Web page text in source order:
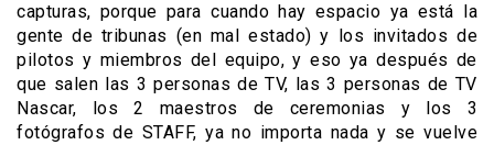
capturas, porque para cuando hay espacio ya está la
gente de tribunas (en mal estado) y los invitados de
pilotos y miembros del equipo, y eso ya después de
que salen las 3 personas de TV, las 3 personas de TV
Nascar, los 2 maestros de ceremonias y los 3
fotógrafos de STAFF, ya no importa nada y se vuelve